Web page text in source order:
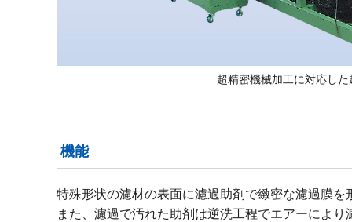
超精密機械加工に対応し
機能
特殊形状の濾材の表面に濾過助剤で緻密な濾過膜
また、濾過で汚れた助剤は逆洗工程でエアーによ